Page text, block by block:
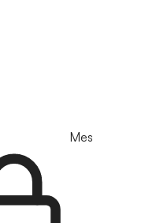
Mes